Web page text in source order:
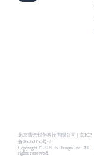
北京雪云锐创科技有限公司 | 京ICP
备16060150号-2
Copyright © 2021 Js.Design Inc. All
rights reserved.